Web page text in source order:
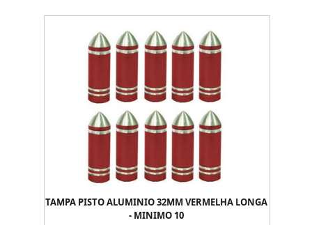
TAMPA PISTO ALUMINIO 32MM VERMELHA LONGA
- MINIMO 10